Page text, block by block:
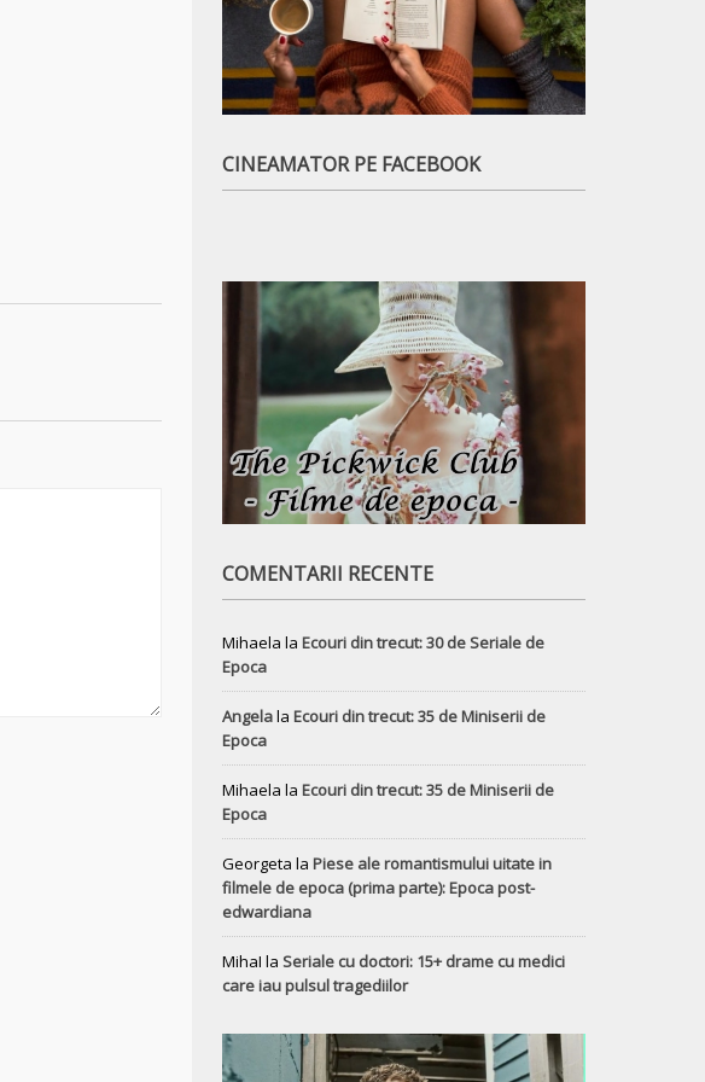
CINEAMATOR PE FACEBOOK
COMENTARII RECENTE
Mihaela la Ecouri din trecut: 30 de Seriale de
Epoca
Angelala Ecouri din trecut: 35 de Miniserii de
Epoca
Mihaela la Ecouri din trecut: 35 de Miniserii de
Epoca
Georgeta la Piese ale romantismului uitate in
filmele de epoca (prima parte): Epoca post-
edwardiana
MihaI la Seriale cu doctori: 15+ drame cu medici
care iau pulsul tragediilor